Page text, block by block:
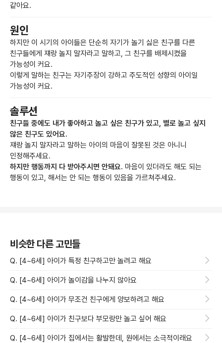
같아요.
원인
하지만 이 시기의 아이들은 단순히 자기가 놀기 싫은 친구를 다른
친구들에게 쟤랑 놀지 말자라고 말하고, 그 친구를 배제시켰을
가능성이 커요.
이렇게 말하는 친구는 자기주장이 강하고 주도적인 성향의 아이일
가능성이 커요.
솔루션
친구들 중에도 내가 좋아하고 놀고 싶은 친구가 있고, 별로 놀고 싶지
않은 친구도 있어요.
쟤랑 놀지 말자라고 말하는 아이의 마음이 잘못된 것은 아니니
인정해주세요.
하지만 행동까지 다 받아주시면 안돼요. 마음이 있더라도 해도 되는
행동이 있고, 해서는 안 되는 행동이 있음을 가르쳐주세요.
비슷한 다른 고민들
Q. [4~6세] 아이가 특정 친구하고만 놀려고 해요
Q. [4~6세] 아이가 놀이감을 나누지 않아요
Q. [4~6세] 아이가 무조건 친구에게 양보하려고 해요
Q. [4~6세] 아이가 친구보다 부모랑만 놀고 싶어 해요
Q. [4~6세] 아이가 집에서는 활발한데, 원에서는 소극적이래요